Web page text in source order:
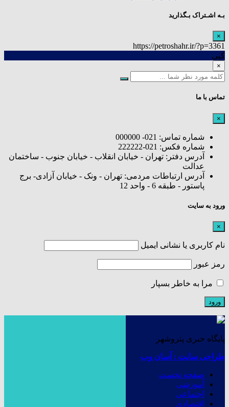
بـه اشـتراک بـگذارید
×
https://petroshahr.ir/?p=3361
کپی
×
تماس با ما
×
شماره تماس: 021- 000000
شماره فکس: 021-222222
آدرس دفتر: تهران - خیابان انقلاب - خیابان جنوب - ساختمان
عدالت
آدرس ارتباطات مردمی: تهران - ونک - خیابان آزادی- برج
پاستور - طبقه 6 - واحد 12
ورود به سایت
×
نام کاربری یا نشانی ایمیل
رمز عبور
مرا به خاطر بسپار
پایگاه خبری پتروشهر
طراحی سایت : آسان وب
صفحه نخست
آموزشی
اجتماعی
اقتصادی